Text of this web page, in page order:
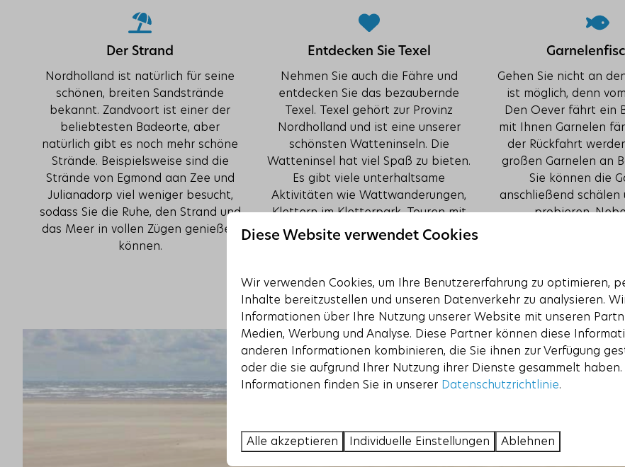
Der Strand
Nordholland ist natürlich für seine
schönen, breiten Sandstrände
bekannt. Zandvoort ist einer der
beliebtesten Badeorte, aber
natürlich gibt es noch mehr schöne
Strände. Beispielsweise sind die
Strände von Egmond aan Zee und
Julianadorp viel weniger besucht,
sodass Sie die Ruhe, den Strand und
das Meer in vollen Zügen genießen
können.
Entdecken Sie Texel
Nehmen Sie auch die Fähre und
entdecken Sie das bezaubernde
Texel. Texel gehört zur Provinz
Nordholland und ist eine unserer
schönsten Watteninseln. Die
Watteninsel hat viel Spaß zu bieten.
Es gibt viele unterhaltsame
Aktivitäten wie Wattwanderungen,
Klettern im Kletterpark, Touren mit
einer Solex, den Besuch einer
Gehen Sie nicht an
ist möglich, denn
Den Oever fährt ein
mit Ihnen Garnelen
der Rückfahrt
großen Garnelen an
Sie können die
anschließend schälen
probieren.
Diese Website verwendet Cookies
Wir verwenden Cookies, um Ihre Benutzererfahrung zu optimieren,
Inhalte bereitzustellen und unseren Datenverkehr zu analysieren.
Informationen über Ihre Nutzung unserer Website mit unseren
Medien, Werbung und Analyse. Diese Partner können diese
anderen Informationen kombinieren, die Sie ihnen zur Verfügung
oder die sie aufgrund Ihrer Nutzung ihrer Dienste gesammelt
Informationen finden Sie in unserer Datenschutzrichtlinie.
Alle akzeptieren Individuelle Einstellungen Ablehnen